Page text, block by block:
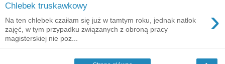
Chlebek truskawkowy ›
Na ten chlebek czaiłam się już w tamtym roku, jednak natłok
zajęć, w tym przypadku związanych z obroną pracy
magisterskiej nie poz...